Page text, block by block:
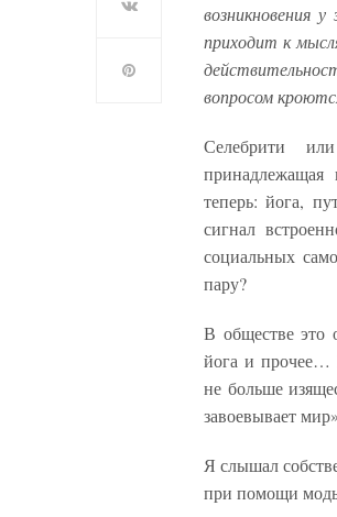
возникновения
приходит к
вопросом
Селебрити
теперь: йога,
сигнал
социальных
пару?
В обществе это
йога и прочее…
не больше
завоевывает
Я слышал
при помощи